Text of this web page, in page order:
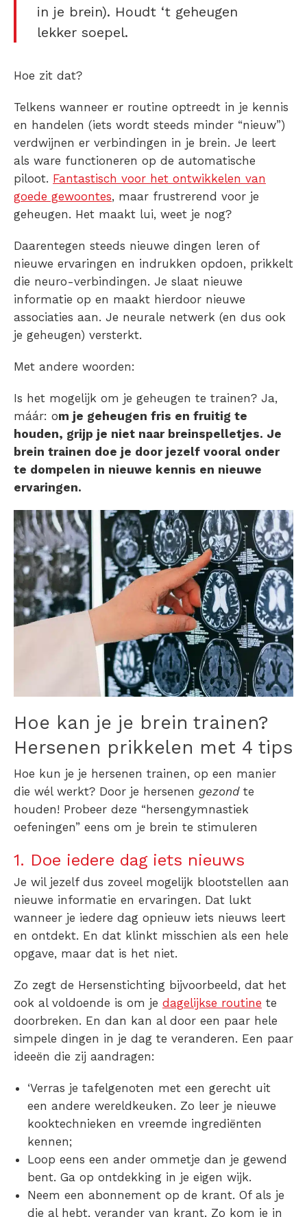
in je brein). Houdt ‘t geheugen
lekker soepel.
Hoe zit dat?
Telkens wanneer er routine optreedt in je kennis
en handelen (iets wordt steeds minder “nieuw”)
verdwijnen er verbindingen in je brein. Je leert
als ware functioneren op de automatische
piloot. Fantastisch voor het ontwikkelen van
goede gewoontes, maar frustrerend voor je
geheugen. Het maakt lui, weet je nog?
Daarentegen steeds nieuwe dingen leren of
nieuwe ervaringen en indrukken opdoen, prikkelt
die neuro-verbindingen. Je slaat nieuwe
informatie op en maakt hierdoor nieuwe
associaties aan. Je neurale netwerk (en dus ook
je geheugen) versterkt.
Met andere woorden:
Is het mogelijk om je geheugen te trainen? Ja,
máár: om je geheugen fris en fruitig te
houden, grijp je niet naar breinspelletjes. Je
brein trainen doe je door jezelf vooral onder
te dompelen in nieuwe kennis en nieuwe
ervaringen.
Hoe kan je je brein trainen?
Hersenen prikkelen met 4 tips
Hoe kun je je hersenen trainen, op een manier
die wél werkt? Door je hersenen gezondte
houden! Probeer deze “hersengymnastiek
oefeningen” eens om je brein te stimuleren
1. Doe iedere dag iets nieuws
Je wil jezelf dus zoveel mogelijk blootstellen aan
nieuwe informatie en ervaringen. Dat lukt
wanneer je iedere dag opnieuw iets nieuws leert
en ontdekt. En dat klinkt misschien als een hele
opgave, maar dat is het niet.
Zo zegt de Hersenstichting bijvoorbeeld, dat het
ook al voldoende is om je dagelijkse routine te
doorbreken. En dan kan al door een paar hele
simpele dingen in je dag te veranderen. Een paar
ideeën die zij aandragen:
‘Verras je tafelgenoten met een gerecht uit
een andere wereldkeuken. Zo leer je nieuwe
kooktechnieken en vreemde ingrediënten
kennen;
Loop eens een ander ommetje dan je gewend
bent. Ga op ontdekking in je eigen wijk.
Neem een abonnement op de krant. Of als je
die al hebt, verander van krant. Zo kom je in